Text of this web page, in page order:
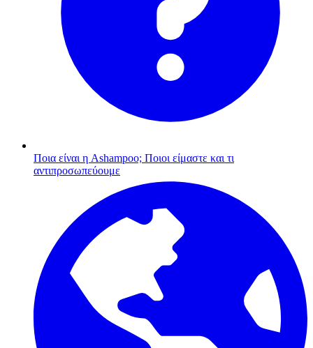
Ποια είναι η Ashampoo; Ποιοι είμαστε και τι
αντιπροσωπεύουμε